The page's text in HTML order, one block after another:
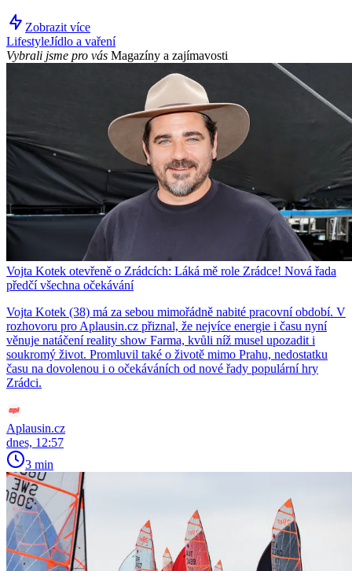
Zobrazit více
LifestyleJídlo a vaření
Vybrali jsme pro vás Magazíny a zajímavosti
Vojta Kotek otevřeně o Zrádcích: Láká mě role Zrádce! Nová řada
předčí všechna očekávání
Vojta Kotek (38) má za sebou mimořádně nabité pracovní období. V
rozhovoru pro Aplausin.cz přiznal, že nejvíce energie i času nyní
věnuje natáčení reality show Farma, kvůli níž musel upozadit i
soukromý život. Promluvil také o životě mimo Prahu, nedostatku
času na dovolenou i o očekáváních od nové řady populární hry
Zrádci.
Aplausin.cz
dnes, 12:57
3 min